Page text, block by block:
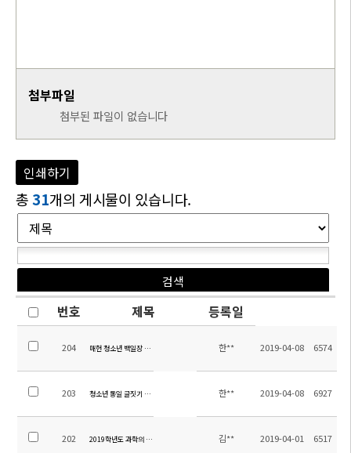
첨부파일
첨부된 파일이 없습니다
인쇄하기
총 31개의 게시물이 있습니다.
번호 제목 등록일
204 매헌 청소년 백일장 시상식 한** 2019-04-08 6574
203 청소년 통일 글짓기 대회 시상식 한** 2019-04-08 6927
202 2019학년도 과학의 날 행사 안내 김** 2019-04-01 6517